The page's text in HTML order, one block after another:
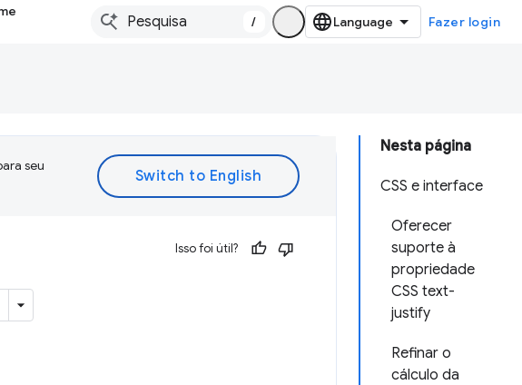
/ Fazer login
Nesta página
CSS e interface
Oferecer
suporte à
propriedade
CSS text-
justify
Refinar o
cálculo da
seu
Isso foi útil?